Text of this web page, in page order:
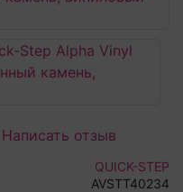
Написать отзыв
QUICK-STEP
AVSTT40234